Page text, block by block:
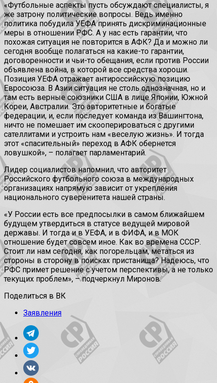
«Футбольные аспекты пусть обсуждают специалисты, я
же затрону политические вопросы. Ведь именно
политика побудила УЕФА принять дискриминационные
меры в отношении РФС. А у нас есть гарантии, что
похожая ситуация не повторится в АФК? Да и можно ли
сегодня вообще полагаться на какие-то гарантии,
договоренности и чьи-то обещания, если против России
объявлена война, в которой все средства хороши.
Позиция УЕФА отражает антироссийскую позицию
Евросоюза. В Азии ситуация не столь однозначная, но и
там есть верные союзники США в лице Японии, Южной
Кореи, Австралии. Это авторитетные и богатые
федерации, и, если последует команда из Вашингтона,
ничто не помешает им скооперироваться с другими
сателлитами и устроить нам «веселую жизнь». И тогда
этот «спасительный» переход в АФК обернется
ловушкой», – полагает парламентарий.
Лидер социалистов напомнил, что авторитет
Российского футбольного союза в международных
организациях напрямую зависит от укрепления
национального суверенитета нашей страны.
«У России есть все предпосылки в самом ближайшем
будущем утвердиться в статусе ведущей мировой
державы. И тогда и в УЕФА, и в ФИФА, и в МОК
отношение будет совсем иное. Как во времена СССР.
Стоит ли нам сегодня, как погорельцам, метаться из
стороны в сторону в поисках пристанища? Надеюсь, что
РФС примет решение с учетом перспективы, а не только
текущих проблем», – подчеркнул Миронов.
Поделиться в ВК
Заявления